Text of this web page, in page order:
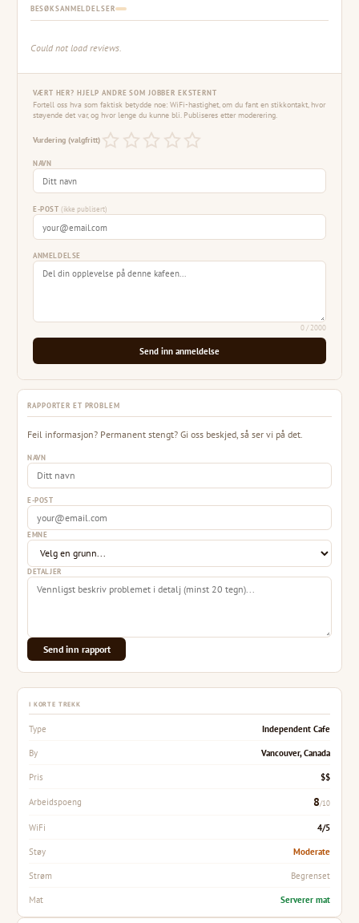
BESØKSANMELDELSER
Could not load reviews.
VÆRT HER? HJELP ANDRE SOM JOBBER EKSTERNT
Fortell oss hva som faktisk betydde noe: WiFi-hastighet, om du fant en stikkontakt, hvor
støyende det var, og hvor lenge du kunne bli. Publiseres etter moderering.
Vurdering (valgfritt)
NAVN
E-POST(ikke publisert)
ANMELDELSE
0/ 2000
Send inn anmeldelse
RAPPORTER ET PROBLEM
Feil informasjon? Permanent stengt? Gi oss beskjed, så ser vi på det.
NAVN
E-POST
EMNE
DETALJER
Send inn rapport
I KORTE TREKK
Type Independent Cafe
By Vancouver, Canada
Pris $$
Arbeidspoeng 8/10
WiFi 4/5
Støy Moderate
Strøm Begrenset
Mat Serverer mat